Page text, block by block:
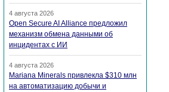
4 августа 2026
Open Secure AI Alliance предложил
механизм обмена данными об
инцидентах с ИИ
4 августа 2026
Mariana Minerals привлекла $310 млн
на автоматизацию добычи и